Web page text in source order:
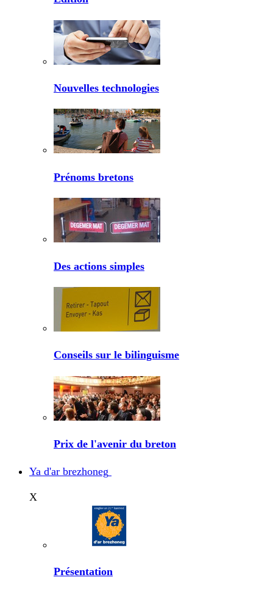
Nouvelles technologies
Prénoms bretons
Des actions simples
Conseils sur le bilinguisme
Prix de l'avenir du breton
Ya d'ar brezhoneg
X
Présentation